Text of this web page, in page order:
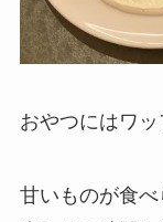
おやつにはワッ
甘いものが食